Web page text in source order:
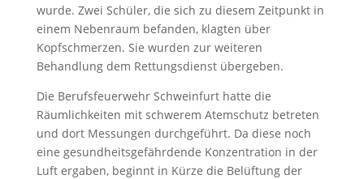
wurde. Zwei Schüler, die sich zu diesem Zeitpunkt in
einem Nebenraum befanden, klagten über
Kopfschmerzen. Sie wurden zur weiteren
Behandlung dem Rettungsdienst übergeben.
Die Berufsfeuerwehr Schweinfurt hatte die
Räumlichkeiten mit schwerem Atemschutz betreten
und dort Messungen durchgeführt. Da diese noch
eine gesundheitsgefährdende Konzentration in der
Luft ergaben, beginnt in Kürze die Belüftung der